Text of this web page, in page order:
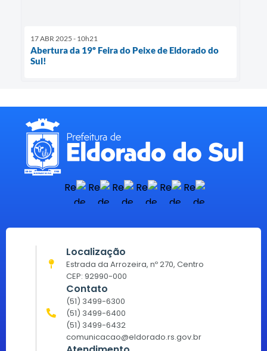
17 ABR 2025 - 10h21
Abertura da 19º Feira do Peixe de Eldorado do
Sul!
Localização
Estrada da Arrozeira, nº 270, Centro
CEP: 92990-000
Contato
(51) 3499-6300
(51) 3499-6400
(51) 3499-6432
comunicacao@eldorado.rs.gov.br